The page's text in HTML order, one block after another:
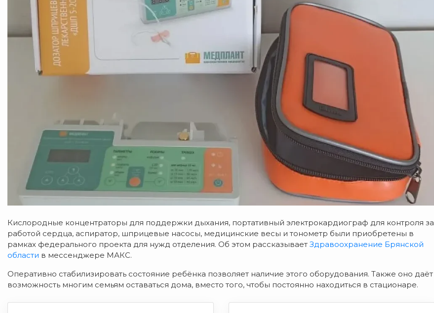
Кислородные концентраторы для поддержки дыхания, портативный электрокардиограф для контроля за
работой сердца, аспиратор, шприцевые насосы, медицинские весы и тонометр были приобретены в
рамках федерального проекта для нужд отделения. Об этом рассказывает Здравоохранение Брянской
области в мессенджере МАКС.
Оперативно стабилизировать состояние ребёнка позволяет наличие этого оборудования. Также оно даёт
возможность многим семьям оставаться дома, вместо того, чтобы постоянно находиться в стационаре.